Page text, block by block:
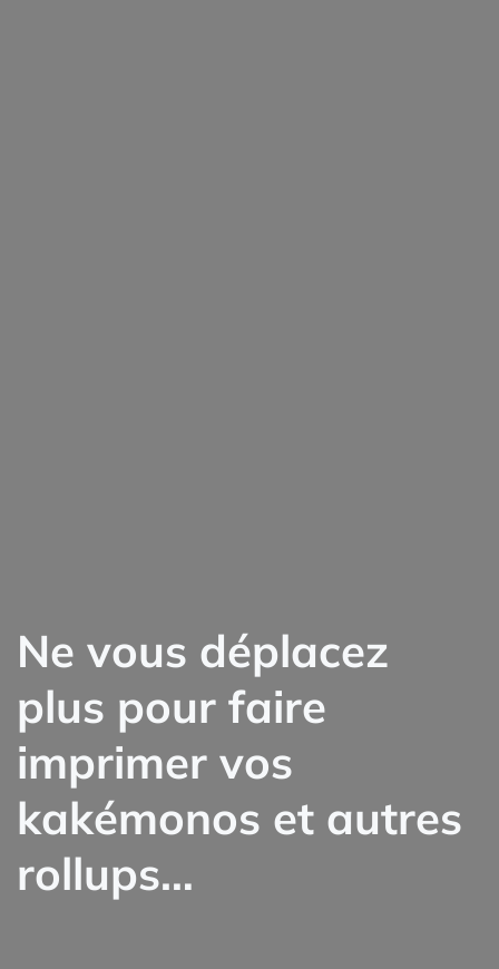
Ne vous déplacez
plus pour faire
imprimer vos
kakémonos et autres
rollups…